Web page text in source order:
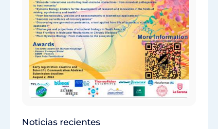
Noticias recientes